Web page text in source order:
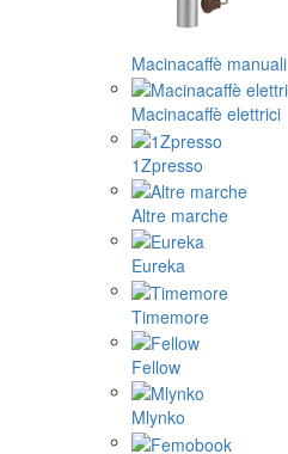
Macinacaffè manuali
Macinacaffè elettrici
1Zpresso
Altre marche
Eureka
Timemore
Fellow
Mlynko